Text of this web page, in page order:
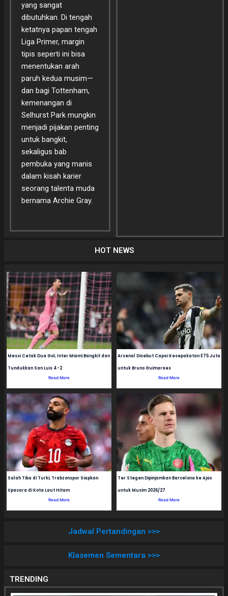
yang sangat
dibutuhkan. Di tengah
ketatnya papan tengah
Liga Primer, margin
tipis seperti ini bisa
menentukan arah
paruh kedua musim—
dan bagi Tottenham,
kemenangan di
Selhurst Park mungkin
menjadi pijakan penting
untuk bangkit,
sekaligus bab
pembuka yang manis
dalam kisah karier
seorang talenta muda
bernama Archie Gray.
HOT NEWS
Messi Cetak Dua Gol, Inter Miami Bangkit dan
Tundukkan San Luis 4-2
Read More
Arsenal Disebut Capai Kesepakatan £75 Juta
untuk Bruno Guimaraes
Read More
Salah Tiba di Turki, Trabzonspor Siapkan
Upacara di Kota Laut Hitam
Read More
Ter Stegen Dipinjamkan Barcelona ke Ajax
untuk Musim 2026/27
Read More
Jadwal Pertandingan >>>
Klasemen Sementara >>>
TRENDING